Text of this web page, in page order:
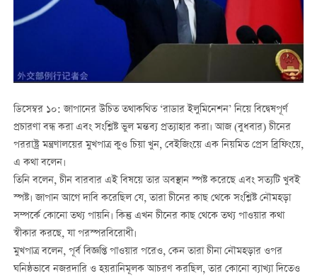
ডিসেম্বর ১০: জাপানের উচিত তথাকথিত ‘রাডার ইলুমিনেশন’ নিয়ে বিদ্বেষপূর্ণ
প্রচারণা বন্ধ করা এবং সংশ্লিষ্ট ভুল মন্তব্য প্রত্যাহার করা। আজ (বুধবার) চীনের
পররাষ্ট্র মন্ত্রণালয়ের মুখপাত্র কুও চিয়া খুন, বেইজিংয়ে এক নিয়মিত প্রেস ব্রিফিংয়ে,
এ কথা বলেন।
তিনি বলেন, চীন বারবার এই বিষয়ে তার অবস্থান স্পষ্ট করেছে এবং সত্যটি খুবই
স্পষ্ট। জাপান আগে দাবি করেছিল যে, তারা চীনের কাছ থেকে সংশ্লিষ্ট নৌমহড়া
সম্পর্কে কোনো তথ্য পায়নি। কিন্তু এখন চীনের কাছ থেকে তথ্য পাওয়ার কথা
স্বীকার করছে, যা পরস্পরবিরোধী।
মুখপাত্র বলেন, পূর্ব বিজ্ঞপ্তি পাওয়ার পরেও, কেন তারা চীনা নৌমহড়ার ওপর
ঘনিষ্ঠভাবে নজরদারি ও হয়রানিমূলক আচরণ করছিল, তার কোনো ব্যাখ্যা দিতেও